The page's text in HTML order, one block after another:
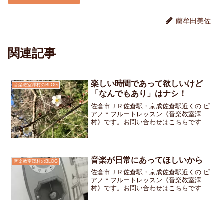
藺牟田美佐
関連記事
音楽教室澤村のBLOG
楽しい時間であって欲しいけど
「なんでもあり」はナシ！
佐倉市ＪＲ佐倉駅・京成佐倉駅近くの ピ
アノ＊フルートレッスン《音楽教室澤
村》です。お問い合わせはこちらですレ
レッスン時に「ここの部分を...
音楽教室澤村のBLOG 音楽が日常にあってほしいから
佐倉市ＪＲ佐倉駅・京成佐倉駅近くの ピ
アノ＊フルートレッスン《音楽教室澤
村》です。お問い合わせはこちらです